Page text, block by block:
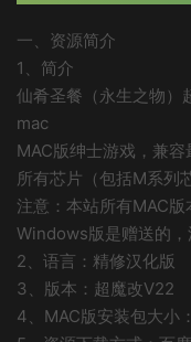
一、资源简介
1、简介
仙肴圣餐（永生之物
mac
MAC版绅士游戏，兼
所有芯片（包括M系列
注意：本站所有MAC版
Windows版是赠送的，
2、语言：精修汉化版
3、版本：超魔改V22
4、MAC版安装包大小